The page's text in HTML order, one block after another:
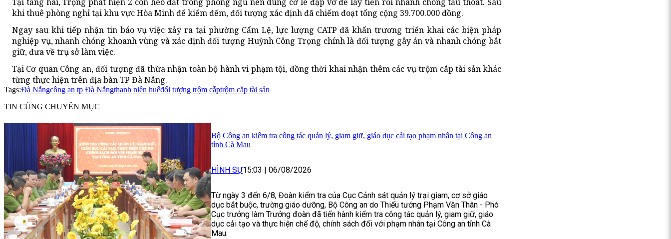
khi thuê phòng nghỉ tại khu vực Hòa Minh để kiểm đếm, đối tượng xác định đã chiếm đoạt tổng cộng 39.700.000 đồng.
Ngay sau khi tiếp nhận tin báo vụ việc xảy ra tại phường Cẩm Lệ, lực lượng CATP đã khẩn trương triển khai các biện pháp
nghiệp vụ, nhanh chóng khoanh vùng và xác định đối tượng Huỳnh Công Trọng chính là đối tượng gây án và nhanh chóng bắt
giữ, đưa về trụ sở làm việc.
Tại Cơ quan Công an, đối tượng đã thừa nhận toàn bộ hành vi phạm tội, đồng thời khai nhận thêm các vụ trộm cắp tài sản khác
từng thực hiện trên địa bàn TP Đà Nẵng.
Tags:Đà Nẵngcông an tp Đà Nẵngthanh niên huếđối tượng trộm cắptrộm cắp tài sản
TIN CÙNG CHUYÊN MỤC
Bộ Công an kiểm tra công tác quản lý, giam giữ, giáo dục cải tạo phạm nhân tại Công an
tỉnh Cà Mau
HÌNH SỰ15:03 06/08/2026
Từ ngày 3 đến 6/8, Đoàn kiểm tra của Cục Cảnh sát quản lý trại giam, cơ sở giáo
dục bắt buộc, trường giáo dưỡng, Bộ Công an do Thiếu tướng Phạm Văn Thân - Phó
Cục trưởng làm Trưởng đoàn đã tiến hành kiểm tra công tác quản lý, giam giữ, giáo
dục cải tạo và thực hiện chế độ, chính sách đối với phạm nhân tại Công an tỉnh Cà
Mau.